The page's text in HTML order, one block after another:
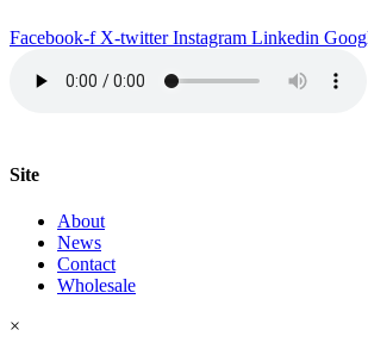
à
base
de
Facebook-f X-twitter Instagram Linkedin
Site
About
News
Contact
Wholesale
×